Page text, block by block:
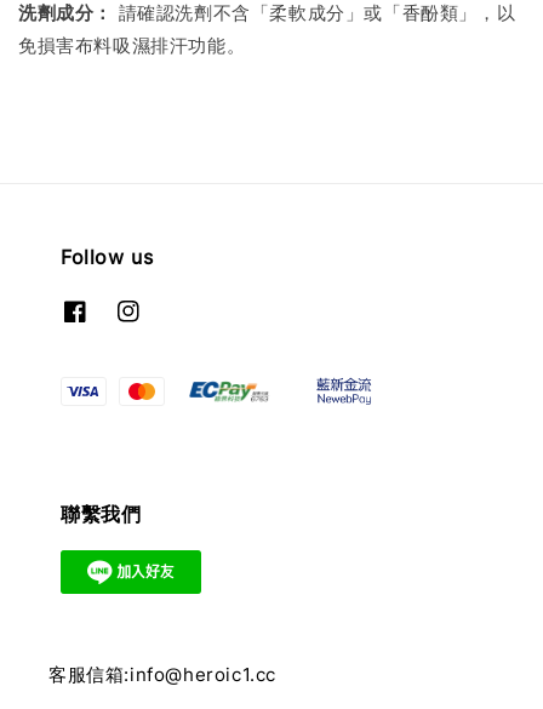
洗劑成分：
請確認洗劑不含「柔軟成分」或「香酚類」，以
免損害布料吸濕排汗功能。
Follow us
聯繫我們
客服信箱:info@heroic1.cc